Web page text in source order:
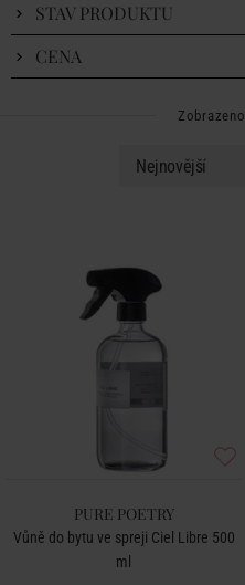
STAV PRODUKTU
CENA
Zobrazeno
PURE POETRY
Vůně do bytu ve spreji Ciel Libre 500
ml